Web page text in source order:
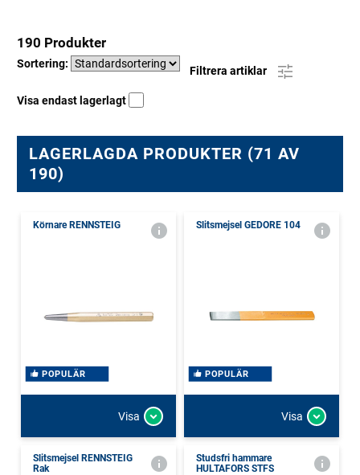
190 Produkter
Sortering:
Filtrera artiklar
Visa endast lagerlagt
LAGERLAGDA PRODUKTER (71 AV
190)
Körnare RENNSTEIG
POPULÄR
Visa
Slitsmejsel GEDORE 104
POPULÄR
Visa
Slitsmejsel RENNSTEIG
Rak
Studsfri hammare
HULTAFORS STFS